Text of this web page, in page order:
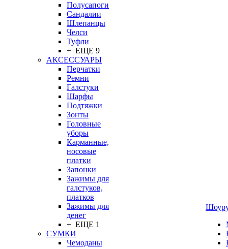
Полусапоги
Сандалии
Шлепанцы
Челси
Туфли
+ ЕЩЕ 9
АКСЕССУАРЫ
Перчатки
Ремни
Галстуки
Шарфы
Подтяжки
Зонты
Головные
уборы
Карманные,
носовые
платки
Запонки
Зажимы для
галстуков,
платков
Зажимы для
денег
+ ЕЩЕ 1
СУМКИ
Чемоданы